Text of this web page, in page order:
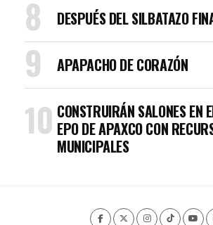
DESPUÉS DEL SILBATAZO
APAPACHO DE CORAZÓN
CONSTRUIRÁN SALONES EN
EPO DE APAXCO CON
MUNICIPALES